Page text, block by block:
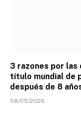
3 razones por las
título mundial de
después de 8
08/05/2026